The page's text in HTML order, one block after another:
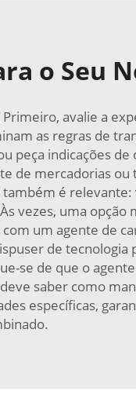
o Seu
avalie a
as regras de
peça indicações
de mercadorias
é
vezes, uma
um agente de
de
se de que o
saber como
específicas,